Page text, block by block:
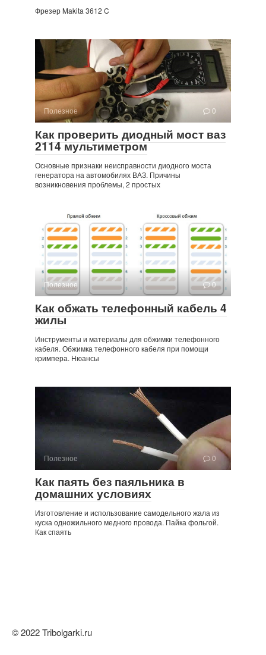
Фрезер Makita 3612 C
Полезное 0
Как проверить диодный мост ваз
2114 мультиметром
Основные признаки неисправности диодного моста
генератора на автомобилях ВАЗ. Причины
возникновения проблемы, 2 простых
Полезное 0
Как обжать телефонный кабель 4
жилы
Инструменты и материалы для обжимки телефонного
кабеля. Обжимка телефонного кабеля при помощи
кримпера. Нюансы
Полезное 0
Как паять без паяльника в
домашних условиях
Изготовление и использование самодельного жала из
куска одножильного медного провода. Пайка фольгой.
Как спаять
© 2022 Tribolgarki.ru